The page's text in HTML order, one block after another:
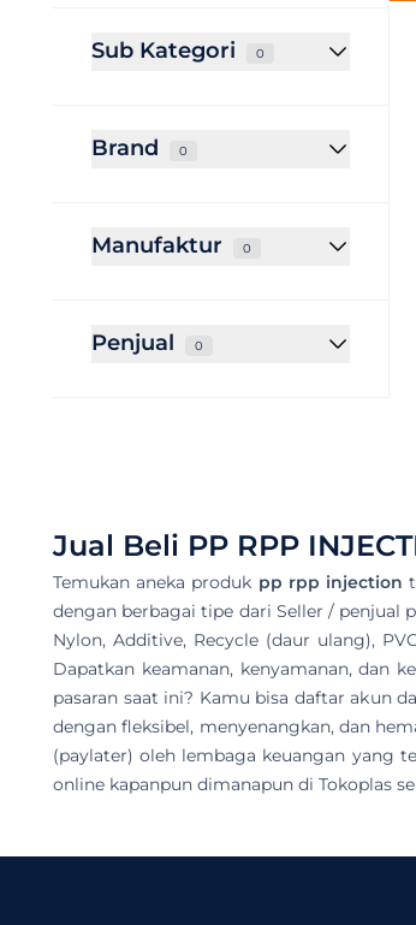
Sub Kategori 0
Brand 0
Manufaktur 0
Penjual 0
Jual Beli PP RPP
Temukan aneka produk pp rpp injection
dengan berbagai tipe dari Seller / penjual
Nylon, Additive, Recycle (daur ulang),
Dapatkan keamanan, kenyamanan, dan
pasaran saat ini? Kamu bisa daftar akun
dengan fleksibel, menyenangkan, dan
(paylater) oleh lembaga keuangan yang
online kapanpun dimanapun di Tokoplas